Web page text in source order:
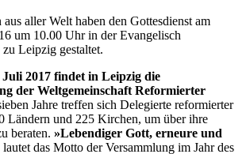
aller Welt haben den Gottesdienst am
um 10.00 Uhr in der Evangelisch
Leipzig gestaltet.
2017 findet in Leipzig die
der Weltgemeinschaft Reformierter
Jahre treffen sich Delegierte reformierter
Ländern und 225 Kirchen, um über ihre
beraten. »Lebendiger Gott, erneure und
lautet das Motto der Versammlung im Jahr des